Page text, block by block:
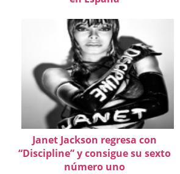
Janet Jackson regresa con
“Discipline” y consigue su sexto
número uno